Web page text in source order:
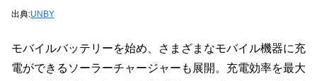
出典:UNBY
モバイルバッテリーを始め、さまざまなモバイル機器に充
電ができるソーラーチャージャーも展開。充電効率を最大